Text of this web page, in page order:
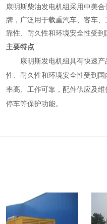
康明斯柴油发电机组采用中美
牌，广泛用于载重汽车、客车
靠性、耐久性和环境安全性受到
主要特点
康明斯发电机组具有快速产
性、耐久性和环境安全性受到
率高、工作可靠，配件供应及
停车等保护功能。